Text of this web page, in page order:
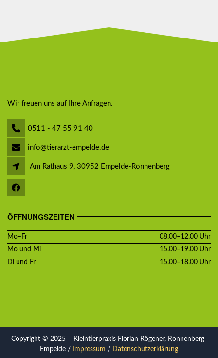
Wir freuen uns auf Ihre Anfragen.
0511 - 47 55 91 40
info@tierarzt-empelde.de
Am Rathaus 9, 30952 Empelde-Ronnenberg
ÖFFNUNGSZEITEN
Mo–Fr
08.00–12.00 Uhr
Mo und Mi
15.00–19.00 Uhr
Di und Fr
15.00–18.00 Uhr
Copyright © 2025 – Kleintierpraxis Florian Rögener, Ronnenberg-
Empelde /
Impressum / Datenschutzerklärung